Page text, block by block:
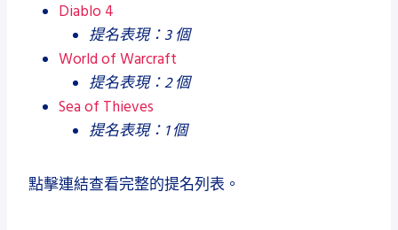
Diablo 4
提名表現：3 個
World of Warcraft
提名表現：2 個
Sea of Thieves
提名表現：1 個
點擊連結查看完整的提名列表。